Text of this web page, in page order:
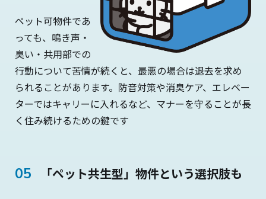
ペット可物件であ
っても、鳴き声・
臭い・共用部での
行動について苦情が続くと、最悪の場合は退去を求め
られることがあります。防音対策や消臭ケア、エレベー
ターではキャリーに入れるなど、マナーを守ることが長
く住み続けるための鍵です
「ペット共生型」物件という選択肢も